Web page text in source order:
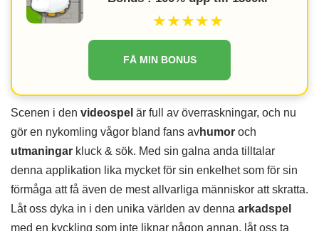
★★★★★
FÅ MIN BONUS
Scenen i den videospel är full av överraskningar, och nu
gör en nykomling vågor bland fans avhumor och
utmaningar kluck & sök. Med sin galna anda tilltalar
denna applikation lika mycket för sin enkelhet som för sin
förmåga att få även de mest allvarliga människor att skratta.
Låt oss dyka in i den unika världen av denna arkadspel
med en kyckling som inte liknar någon annan, låt oss ta